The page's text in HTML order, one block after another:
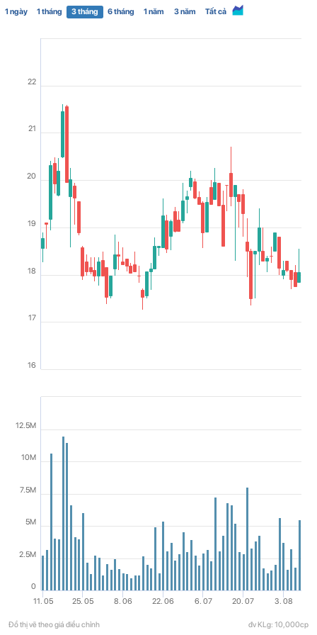
1 ngày 1 tháng 3 tháng 6 tháng 1 năm 3 năm Tất cả
11. 05 25. 05 8. 06 22. 06 6. 07 20. 07 3. 08
16
17
18
19
20
21
22
0
2.5M
5M
7.5M
10M
12.5M
Đồ thị vẽ theo giá điều chỉnh đv KLg: 10,000cp